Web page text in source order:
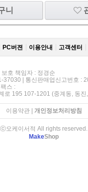
니
PC버젼 이용안내 고객센터
호 책임자 : 정경순
37030 | 통신판매업신고번호 :
스 :
로 195 107-1201 (중계동, 동진
이용약관| 개인정보처리방침
ⓒ오케이서적 All rights reserved.
MakeShop